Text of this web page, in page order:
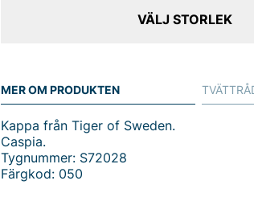
VÄLJ STORLEK
MER OM PRODUKTEN
Kappa från Tiger of Sweden.
Caspia.
Tygnummer: S72028
Färgkod: 050